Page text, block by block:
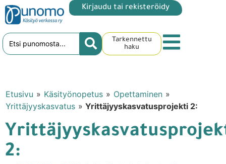
Kirjaudu tai rekisteröidy
Tarkennettu
haku
Etusivu » Käsityönopetus » Opettaminen »
Yrittäjyyskasvatus » Yrittäjyyskasvatusprojekti 2:
2: